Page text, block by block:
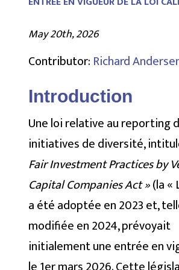
May 20th, 2026
Contributor: Richard
Introduction
Une loi relative au reporting
initiatives de diversité,
Fair Investment Practices by
Capital Companies Act »(la «
a été adoptée en 2023 et,
modifiée en 2024, prévoyait
initialement une entrée en